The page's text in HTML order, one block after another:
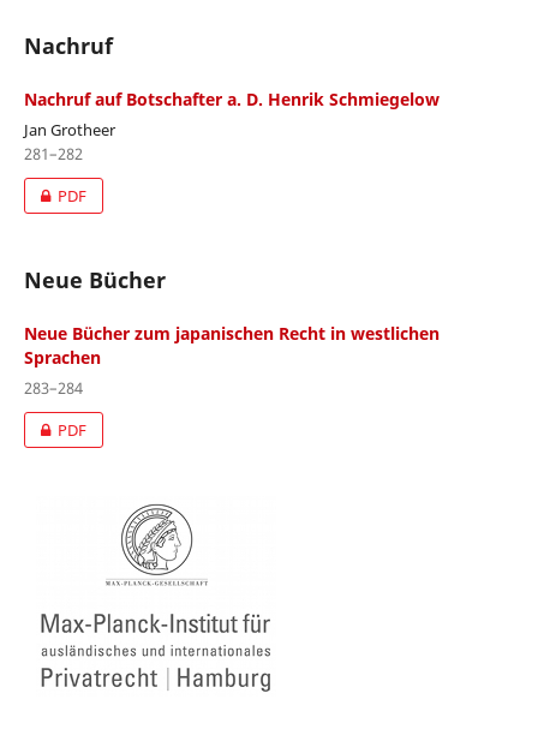
Nachruf
Nachruf auf Botschafter a. D. Henrik Schmiegelow
Jan Grotheer
281–282
PDF
Neue Bücher
Neue Bücher zum japanischen Recht in westlichen
Sprachen
283–284
PDF